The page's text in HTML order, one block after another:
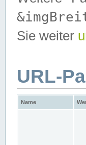
Sie weiter
URL-
Name